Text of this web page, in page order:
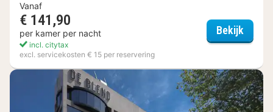
Vanaf
€ 141,90
per kamer per nacht
incl. citytax
excl. servicekosten € 15 per reservering
Bekijk